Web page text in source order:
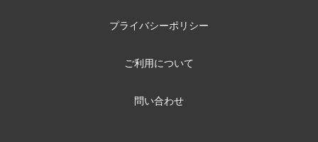
プライバシーポリシー
ご利用について
問い合わせ